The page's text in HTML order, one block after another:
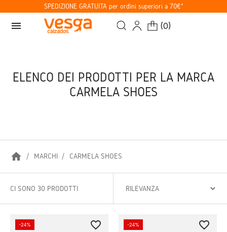
SPEDIZIONE GRATUITA per ordini superiori a 70€*
menu (0)
ELENCO DEI PRODOTTI PER LA MARCA
CARMELA SHOES
home MARCHI CARMELA SHOES
CI SONO 30 PRODOTTI
-24% favorite_border -24% favorite_border